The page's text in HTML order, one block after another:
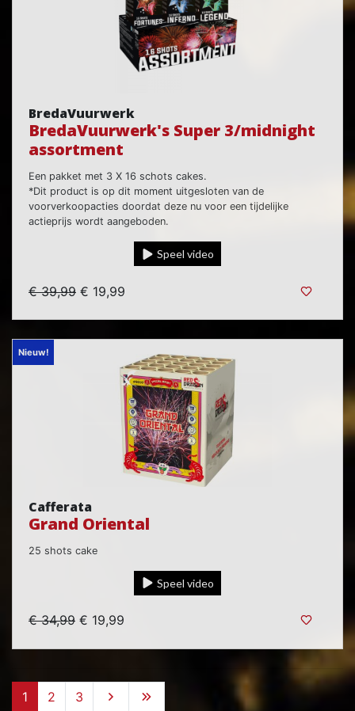
BredaVuurwerk
BredaVuurwerk's Super 3/midnight
assortment
Een pakket met 3 X 16 schots cakes.
*Dit product is op dit moment uitgesloten van de
voorverkoopacties doordat deze nu voor een tijdelijke
actieprijs wordt aangeboden.
Speel video
€ 39,99 € 19,99
Nieuw!
Cafferata
Grand Oriental
25 shots cake
Speel video
€ 34,99 € 19,99
1 2 3